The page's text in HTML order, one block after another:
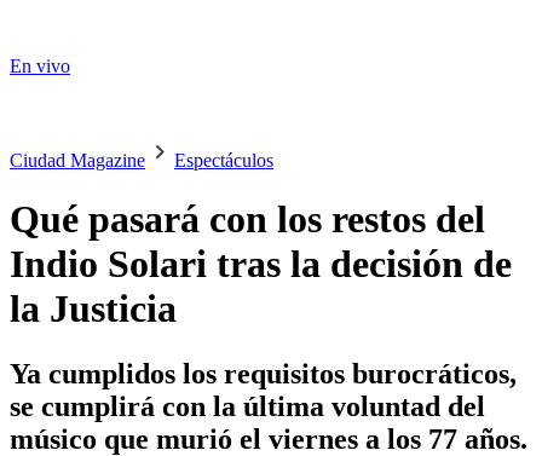
En vivo
Ciudad Magazine Espectáculos
Qué pasará con los restos del
Indio Solari tras la decisión de
la Justicia
Ya cumplidos los requisitos burocráticos,
se cumplirá con la última voluntad del
músico que murió el viernes a los 77 años.